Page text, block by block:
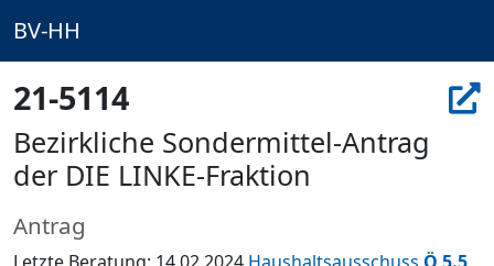
BV-HH
21-5114
Bezirkliche Sondermittel-Antrag
der DIE LINKE-Fraktion
Antrag